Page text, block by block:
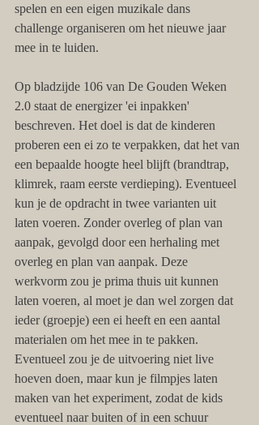
spelen en een eigen muzikale dans
challenge organiseren om het nieuwe jaar
mee in te luiden.
Op bladzijde 106 van De Gouden Weken
2.0 staat de energizer 'ei inpakken'
beschreven. Het doel is dat de kinderen
proberen een ei zo te verpakken, dat het van
een bepaalde hoogte heel blijft (brandtrap,
klimrek, raam eerste verdieping). Eventueel
kun je de opdracht in twee varianten uit
laten voeren. Zonder overleg of plan van
aanpak, gevolgd door een herhaling met
overleg en plan van aanpak. Deze
werkvorm zou je prima thuis uit kunnen
laten voeren, al moet je dan wel zorgen dat
ieder (groepje) een ei heeft en een aantal
materialen om het mee in te pakken.
Eventueel zou je de uitvoering niet live
hoeven doen, maar kun je filmpjes laten
maken van het experiment, zodat de kids
eventueel naar buiten of in een schuur